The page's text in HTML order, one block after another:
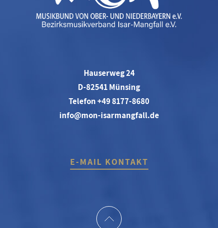
Hauserweg 24
D-82541 Münsing
Telefon +49 8177-8680
info@mon-isarmangfall.de
E-MAIL KONTAKT